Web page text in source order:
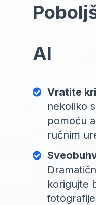
AI
Vratite
nekoliko
pomoću
ručnim
korigujte